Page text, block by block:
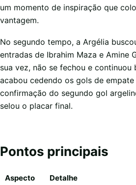
um momento de inspiração que
vantagem.
No segundo tempo, a Argélia
entradas de Ibrahim Maza e Amine
sua vez, não se fechou e continuou
acabou cedendo os gols de
confirmação do segundo gol
selou o placar final.
Pontos principais
Aspecto Detalhe